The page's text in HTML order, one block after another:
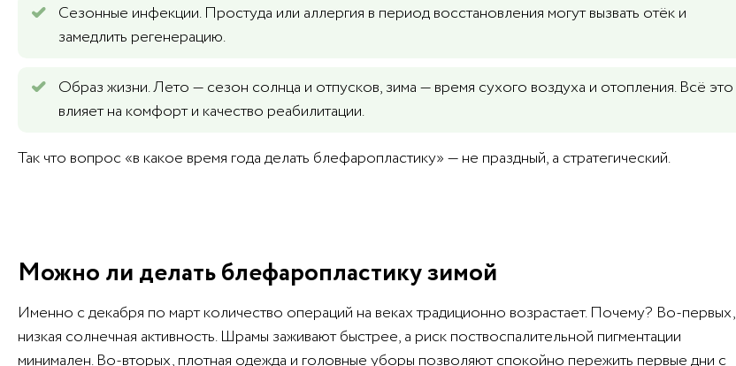
Сезонные инфекции. Простуда или аллергия в период восстановления могут вызвать отёк и
замедлить регенерацию.
Образ жизни. Лето — сезон солнца и отпусков, зима — время сухого воздуха и отопления. Всё это
влияет на комфорт и качество реабилитации.
Так что вопрос «в какое время года делать блефаропластику» — не праздный, а стратегический.
Можно ли делать блефаропластику зимой
Именно с декабря по март количество операций на веках традиционно возрастает. Почему? Во-первых,
низкая солнечная активность. Шрамы заживают быстрее, а риск поствоспалительной пигментации
минимален. Во-вторых, плотная одежда и головные уборы позволяют спокойно пережить первые дни с